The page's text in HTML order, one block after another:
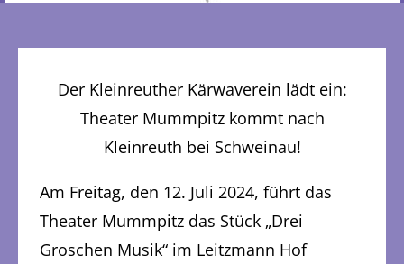
Der Kleinreuther Kärwaverein lädt ein:
Theater Mummpitz kommt nach
Kleinreuth bei Schweinau!
Am Freitag, den 12. Juli 2024, führt das
Theater Mummpitz das Stück „Drei
Groschen Musik“ im Leitzmann Hof